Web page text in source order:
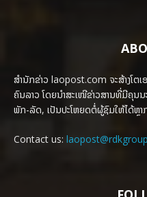
ສຳນັກຂ່າວ laopost.com ຈະສ້າງໂຕ
ຄົນລາວ ໂດຍນຳສະເໜີຂ່າວສານທີ່ມີຄຸນນ
ພັກ-ລັດ, ເປັນປະໂຫຍດຕໍ່ຜູ້ຊົມໃຫ້ໄດ້ຫຼ
Contact us: